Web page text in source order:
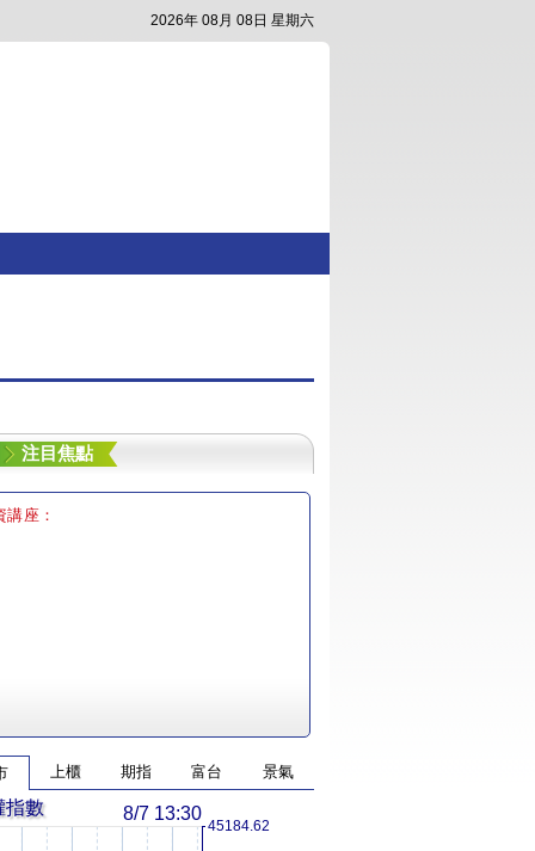
2026年 08月 08日 星期六
注目焦點
講座：
上櫃 期指 富台 景氣
8/7 13:30
指數
45184.62